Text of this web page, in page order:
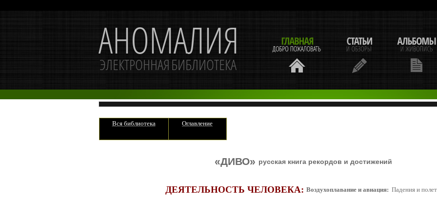
Вся библиотека Оглавление
«ДИВО» русская книга рекордов и достижений
ДЕЯТЕЛЬНОСТЬ ЧЕЛОВЕКА: Воздухоплавание и авиация: Падения и